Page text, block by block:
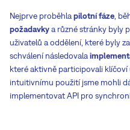
Nejprve proběhlapilotní fáze ,
požadavkya různé stránky byly
uživatelů a oddělení, které byly
schválení následovala
které aktivně participovali klíčoví
intuitivnímu použití jsme mohli
implementovat API pro